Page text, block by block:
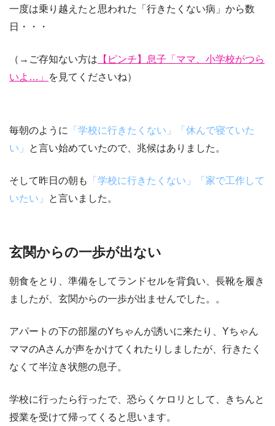
一度は乗り越えたと思われた「行きたくない病」から数
日・・・
（→ご存知ない方は 【ピンチ】息子「ママ、小学校がつら
いよ…」
を見てくださいね）
毎朝のように
「学校に行きたくない」「休んで寝ていた
い」
と言い始めていたので、兆候はありました。
そして昨日の朝も
「学校に行きたくない」「家で工作して
いたい」
と言いました。
玄関からの一歩が出ない
朝食をとり、準備をしてランドセルを背負い、長靴を履き
ましたが、 玄関からの一歩が出ませんでした 。。
アパートの下の部屋のYちゃんが誘いに来たり、Yちゃん
ママのAさんが声をかけてくれたりしましたが、行きたく
なくて半泣き状態の息子。
学校に行ったら行ったで、恐らく ケロリとして、きちんと
授業を受けて帰ってくる と思います。